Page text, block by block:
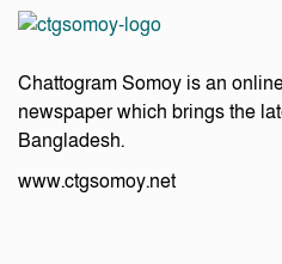
Chattogram Somoy is an
newspaper which brings the
Bangladesh.
www.ctgsomoy.net